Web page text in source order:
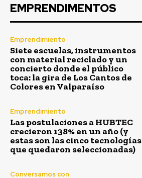
EMPRENDIMENTOS
Emprendimiento
Siete escuelas, instrumentos
con material reciclado y un
concierto donde el público
toca: la gira de Los Cantos de
Colores en Valparaíso
Emprendimiento
Las postulaciones a HUBTEC
crecieron 138% en un año (y
estas son las cinco tecnologías
que quedaron seleccionadas)
Conversamos con